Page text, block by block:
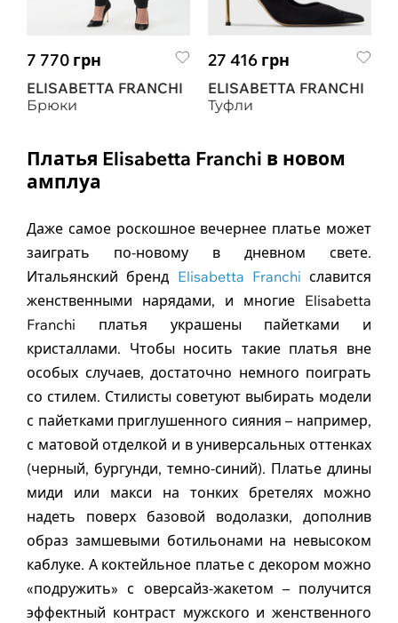
7 770 грн
ELISABETTA FRANCHI
Брюки
27 416 грн
ELISABETTA FRANCHI
Туфли
Платья Elisabetta Franchi в новом
амплуа
Даже самое роскошное вечернее платье может
заиграть по-новому в дневном свете.
Итальянский бренд Elisabetta Franchi славится
женственными нарядами, и многие Elisabetta
Franchi платья украшены пайетками и
кристаллами. Чтобы носить такие платья вне
особых случаев, достаточно немного поиграть
со стилем. Стилисты советуют выбирать модели
с пайетками приглушенного сияния – например,
с матовой отделкой и в универсальных оттенках
(черный, бургунди, темно-синий). Платье длины
миди или макси на тонких бретелях можно
надеть поверх базовой водолазки, дополнив
образ замшевыми ботильонами на невысоком
каблуке. А коктейльное платье с декором можно
«подружить» с оверсайз-жакетом – получится
эффектный контраст мужского и женственного